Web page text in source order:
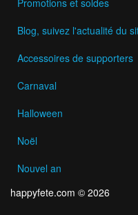
Blog, suivez l'actualité du
Accessoires de supporters
Carnaval
Halloween
Noël
Nouvel an
happyfete.com © 2026